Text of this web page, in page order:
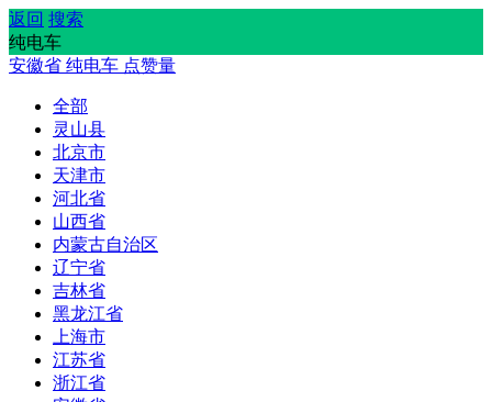
返回 搜索
纯电车
安徽省 纯电车 点赞量
全部
灵山县
北京市
天津市
河北省
山西省
内蒙古自治区
辽宁省
吉林省
黑龙江省
上海市
江苏省
浙江省